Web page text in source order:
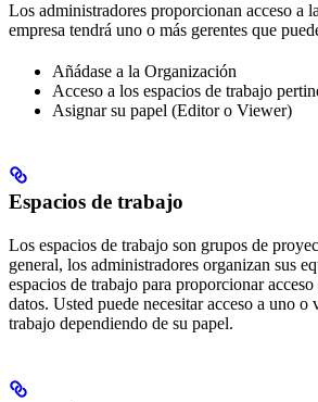
Los administradores proporcionan acceso a
empresa tendrá uno o más gerentes que
Añádase a la Organización
Acceso a los espacios de trabajo
Asignar su papel (Editor o Viewer)
Espacios de trabajo
Los espacios de trabajo son grupos de
general, los administradores organizan sus
espacios de trabajo para proporcionar
datos. Usted puede necesitar acceso a uno o
trabajo dependiendo de su papel.